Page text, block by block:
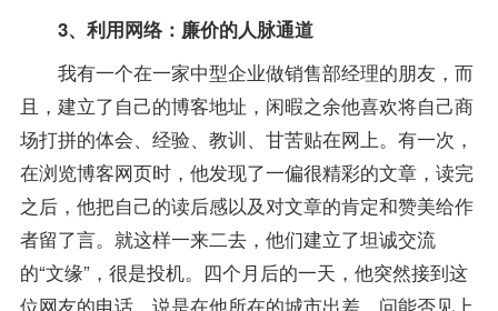
3、利用网络：廉价的人脉通道
我有一个在一家中型企业做销售部经理的朋友，而
且，建立了自己的博客地址，闲暇之余他喜欢将自己商
场打拼的体会、经验、教训、甘苦贴在网上。有一次，
在浏览博客网页时，他发现了一偏很精彩的文章，读完
之后，他把自己的读后感以及对文章的肯定和赞美给作
者留了言。就这样一来二去，他们建立了坦诚交流
的“文缘”，很是投机。四个月后的一天，他突然接到这
位网友的电话，说是在他所在的城市出差，问能否见上